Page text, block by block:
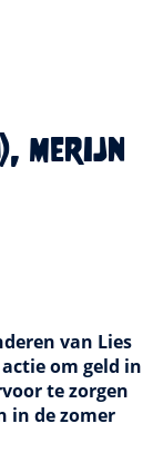
Merijn
van Lies
om geld in
te zorgen
in de zomer